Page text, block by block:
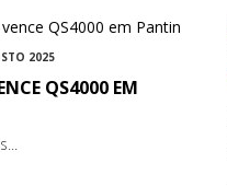
2025
QS4000 EM